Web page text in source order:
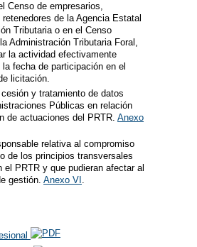
Censo de empresarios,
de la Agencia Estatal
Tributaria o en el Censo
Administración Tributaria Foral,
la actividad efectivamente
fecha de participación en el
licitación.
y tratamiento de datos
Públicas en relación
de actuaciones del PRTR.Anexo
relativa al compromiso
de los principios transversales
el PRTR y que pudieran afectar al
gestión.Anexo VI